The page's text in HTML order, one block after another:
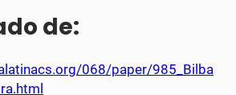
de:
068/paper/985_Bilba